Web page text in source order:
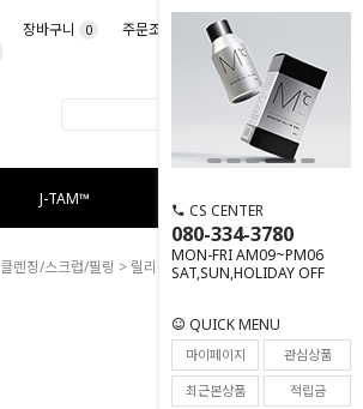
장바구니 0 주문조회 마이페이지
J-TAM™
CS CENTER
080-334-3780
MON-FRI AM09~PM06
SAT,SUN,HOLIDAY OFF
QUICK MENU
마이페이지
관심상품
최근본상품
적립금
클렌징/스크럽/필링 > 릴리프 이지 투 폼 클렌징
16